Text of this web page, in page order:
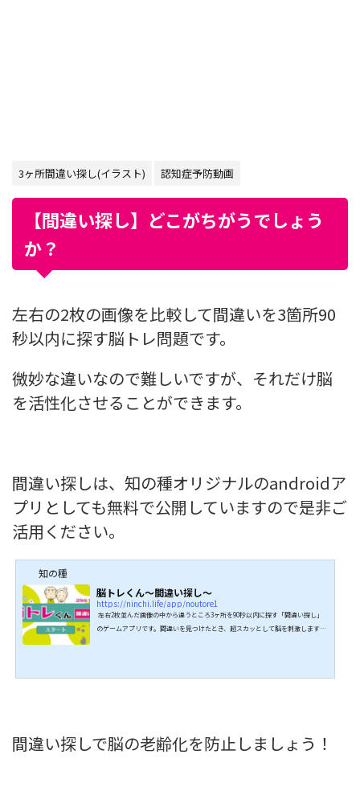
3ヶ所間違い探し(イラスト) 認知症予防動画
【間違い探し】どこがちがうでしょう
か？
左右の2枚の画像を比較して間違いを3箇所90
秒以内に探す脳トレ問題です。
微妙な違いなので難しいですが、それだけ脳
を活性化させることができます。
間違い探しは、知の種オリジナルのandroidア
プリとしても無料で公開していますので是非ご
活用ください。
知の種
脳トレくん～間違い探し～
https://ninchi.life/app/noutore1
左右2枚並んだ画像の中から違うところ3ヶ所を90秒以内に探す「間違い探し」
のゲームアプリです。間違いを見つけたとき、超スカッとして脳を刺激しますの
間違い探しで脳の老齢化を防止しましょう！